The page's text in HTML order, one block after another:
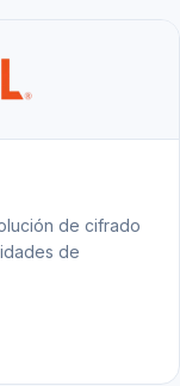
de cifrado
de